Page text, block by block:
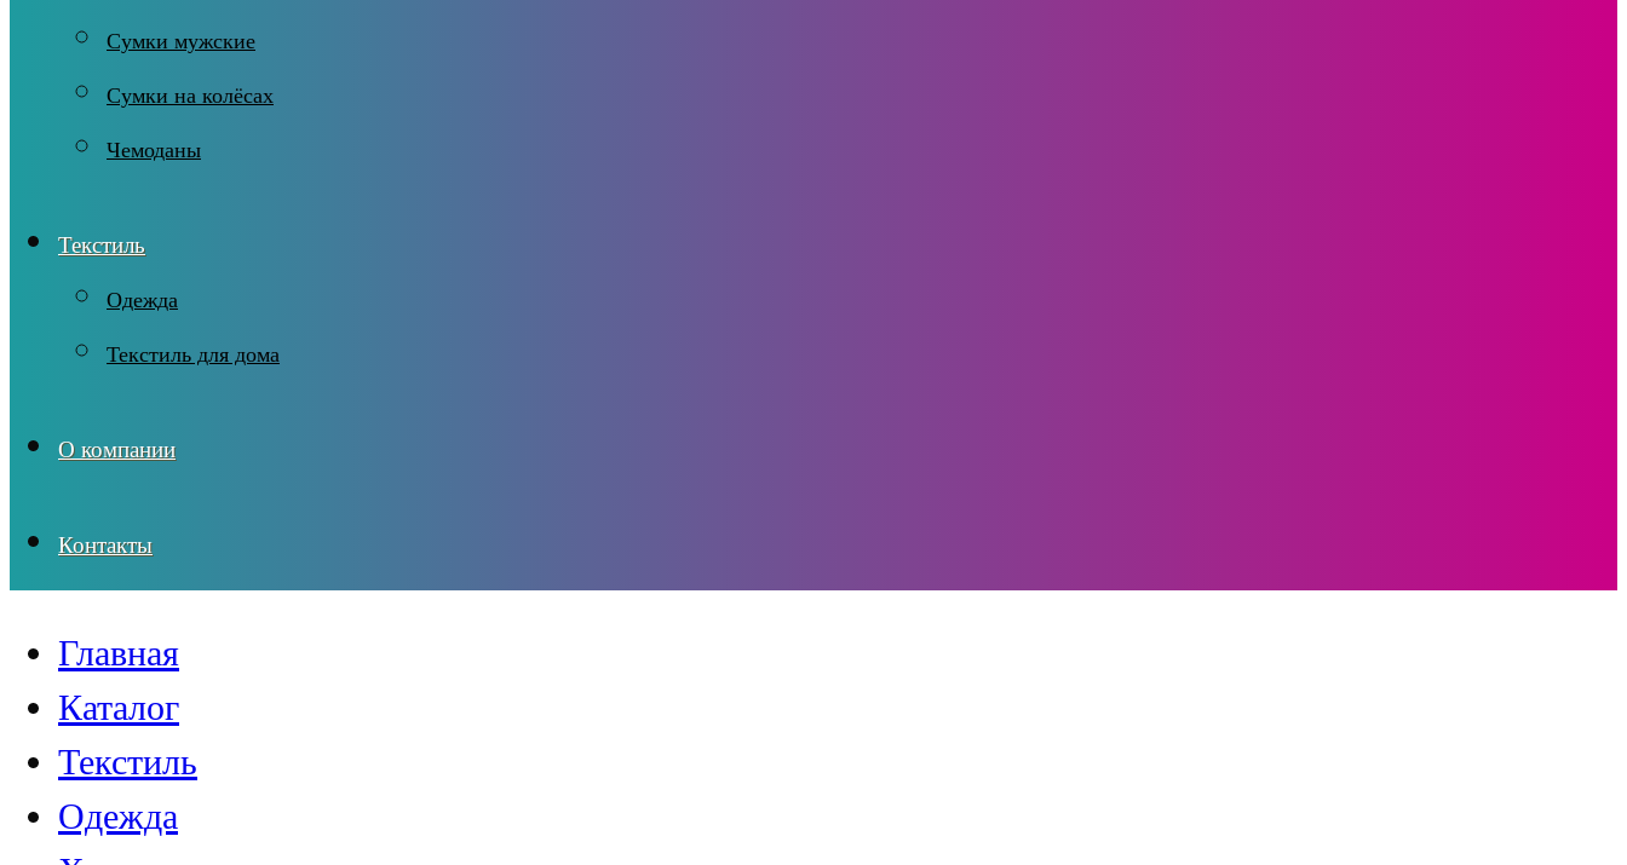
Сумки мужские
Сумки на колёсах
Чемоданы
Текстиль
Одежда
Текстиль для дома
О компании
Контакты
Главная
Каталог
Текстиль
Одежда